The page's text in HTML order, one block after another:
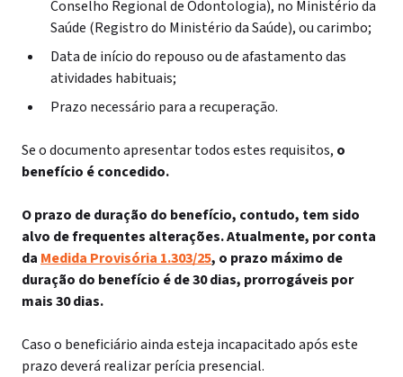
Conselho Regional de Odontologia), no Ministério da
Saúde (Registro do Ministério da Saúde), ou carimbo;
Data de início do repouso ou de afastamento das
atividades habituais;
Prazo necessário para a recuperação.
Se o documento apresentar todos estes requisitos, o
benefício é concedido.
O prazo de duração do benefício, contudo, tem sido
alvo de frequentes alterações. Atualmente, por conta
da Medida Provisória 1.303/25, o prazo máximo de
duração do benefício é de 30 dias, prorrogáveis por
mais 30 dias.
Caso o beneficiário ainda esteja incapacitado após este
prazo deverá realizar perícia presencial.